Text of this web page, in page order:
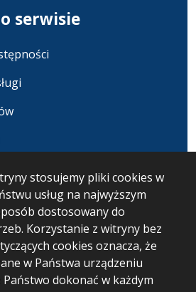
stosujemy pliki cookies w
usług na najwyższym
dostosowany do
Korzystanie z witryny bez
cookies oznacza, że
w Państwa urządzeniu
dokonać w każdym
serwisie
osobowe